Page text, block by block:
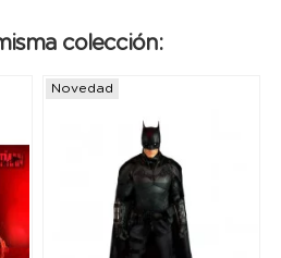
colección:
Novedad